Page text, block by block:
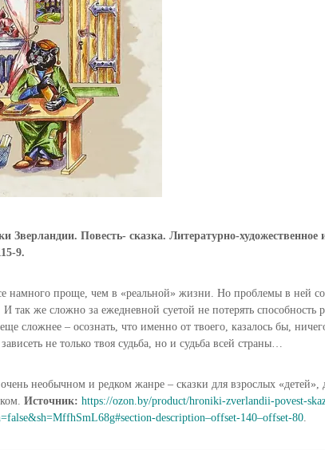
Зверландии. Повесть- сказка. Литературно-
9.
намного проще, чем в «реальной» жизни. Но проблемы в ней
так же сложно за ежедневной суетой не потерять способность
сложнее – осознать, что именно от твоего, казалось бы,
не только твоя судьба, но и судьба всей страны…
необычном и редком жанре – сказки для взрослых «детей»,
Источник: https://ozon.by/product/hroniki-zverlandii-povest-
description–offset-140–offset-80.